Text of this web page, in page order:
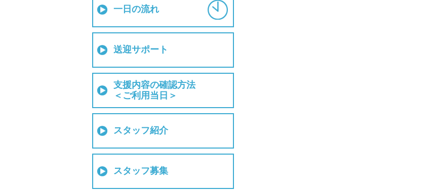
一日の流れ
送迎サポート
支援内容の確認方法
＜ご利用当日＞
スタッフ紹介
スタッフ募集